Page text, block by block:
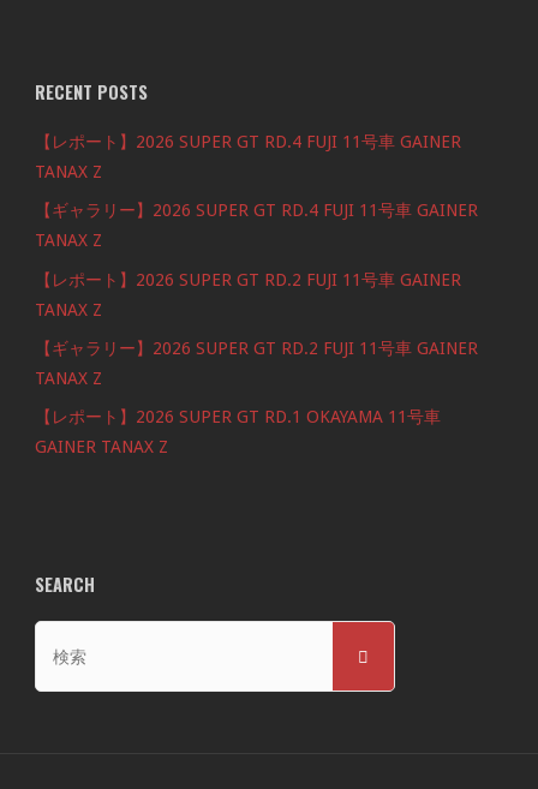
RECENT POSTS
【レポート】2026 SUPER GT RD.4 FUJI 11号車 GAINER
TANAX Z
【ギャラリー】2026 SUPER GT RD.4 FUJI 11号車 GAINER
TANAX Z
【レポート】2026 SUPER GT RD.2 FUJI 11号車 GAINER
TANAX Z
【ギャラリー】2026 SUPER GT RD.2 FUJI 11号車 GAINER
TANAX Z
【レポート】2026 SUPER GT RD.1 OKAYAMA 11号車
GAINER TANAX Z
SEARCH
対
検